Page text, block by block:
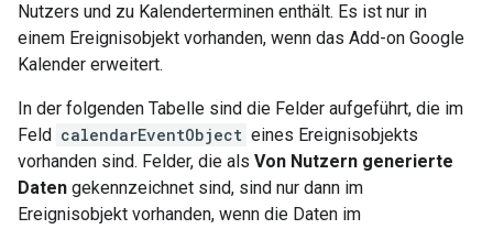
Nutzers und zu Kalenderterminen enthält. Es ist nur in
einem Ereignisobjekt vorhanden, wenn das Add-on Google
Kalender erweitert.
In der folgenden Tabelle sind die Felder aufgeführt, die im
Feld calendarEventObject eines Ereignisobjekts
vorhanden sind. Felder, die als Von Nutzern generierte
Daten gekennzeichnet sind, sind nur dann im
Ereignisobjekt vorhanden, wenn die Daten im